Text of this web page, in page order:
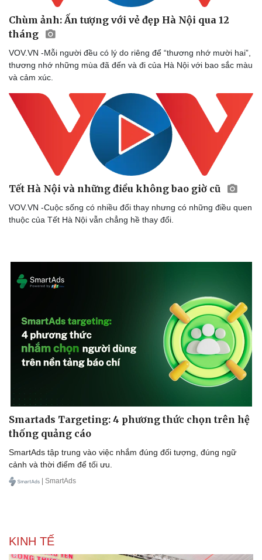
Doanh nghiệp
Doanh nhân
Vì cộng đồng
Công nghệ
Sành điệu
Trải nghiệm
Chuyển đổi số
Chùm ảnh: Ấn tượng với vẻ đẹp Hà Nội qua 12
tháng
VOV.VN -Mỗi người đều có lý do riêng để “thương nhớ mười hai”,
thương nhớ những mùa đã đến và đi của Hà Nội với bao sắc màu
và cảm xúc.
Tết Hà Nội và những điều không bao giờ cũ
VOV.VN -Cuộc sống có nhiều đổi thay nhưng có những điều quen
thuộc của Tết Hà Nội vẫn chẳng hề thay đổi.
Smartads Targeting: 4 phương thức chọn trên hệ
thống quảng cáo
SmartAds tập trung vào việc nhắm đúng đối tượng, đúng ngữ
cảnh và thời điểm để tối ưu.
| SmartAds
KINH TẾ